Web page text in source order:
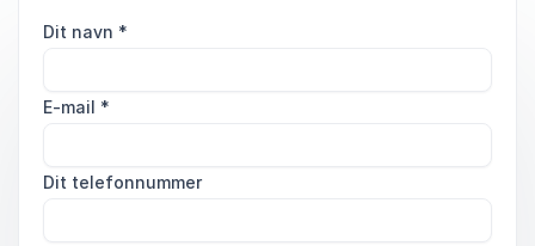
Dit navn *
E-mail *
Dit telefonnummer